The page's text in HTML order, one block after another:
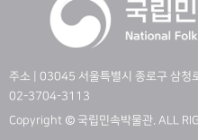
주소 | 03045 서울특별시 종로구 삼
02-3704-3113
Copyright © 국립민속박물관. ALL